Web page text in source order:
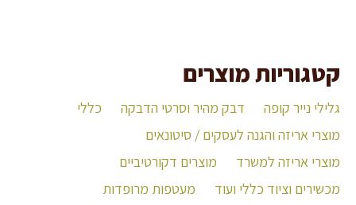
קטגוריות מוצרים
גלילי נייר קופה דבק מהיר וסרטי הדבקה
כללי
מוצרי אריזה והגנה לעסקים / סיטונאים
מוצרי אריזה למשרד
מוצרים דקורטיביים
מכשירים וציוד כללי ועוד
מעטפות מרופדות